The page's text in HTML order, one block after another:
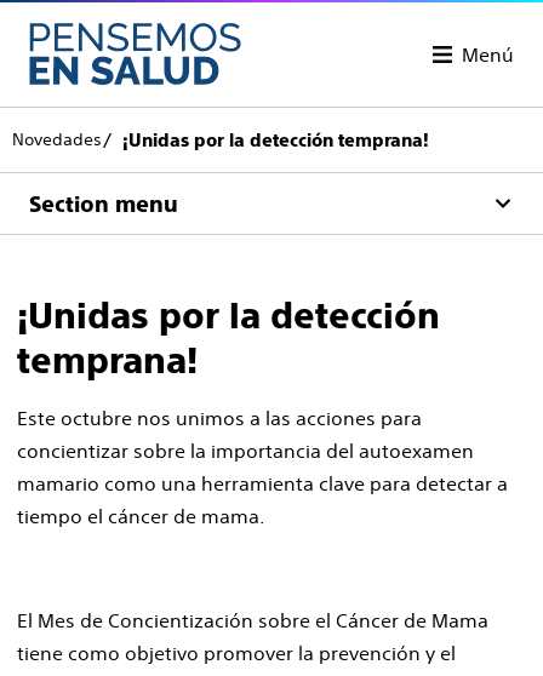
Menú
Novedades ¡Unidas por la detección temprana!
Section menu
¡Unidas por la detección
temprana!
Este octubre nos unimos a las acciones para
concientizar sobre la importancia del autoexamen
mamario como una herramienta clave para detectar a
tiempo el cáncer de mama.
El Mes de Concientización sobre el Cáncer de Mama
tiene como objetivo promover la prevención y el